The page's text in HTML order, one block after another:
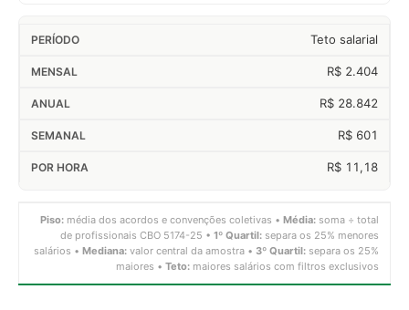
Teto salarial
R$ 2.404
R$ 28.842
R$ 601
R$ 11,18
Piso: média dos acordos e convenções coletivas • Média: soma ÷ total
de profissionais CBO 5174-25 • 1º Quartil: separa os 25% menores
salários • Mediana: valor central da amostra • 3º Quartil: separa os 25%
maiores • Teto: maiores salários com filtros exclusivos